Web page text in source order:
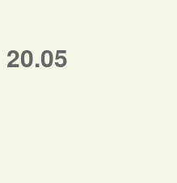
20.05